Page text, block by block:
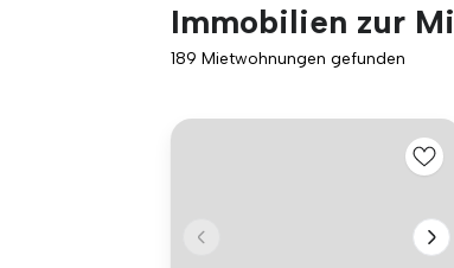
Immobilien zur
189 Mietwohnungen gefunden